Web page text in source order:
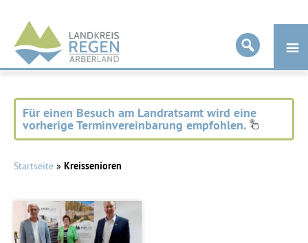
Landkreis
Regen
Für einen Besuch am Landratsamt wird eine
vorherige Terminvereinbarung empfohlen.
Startseite » Kreissenioren